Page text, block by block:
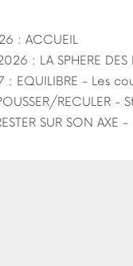
: ACCUEIL
: LA SPHERE DES
: EQUILIBRE - Les
RECULER -
SUR SON AXE